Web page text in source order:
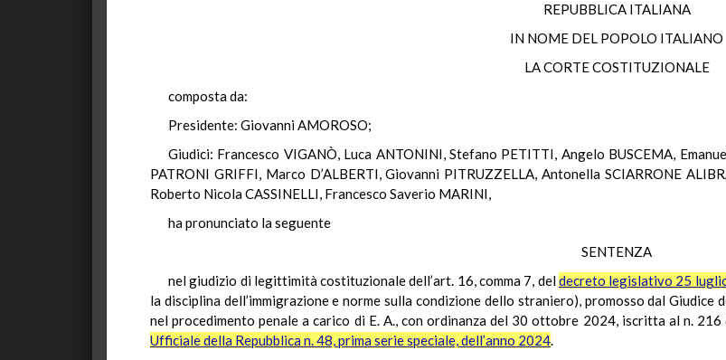
REPUBBLICA ITALIANA
IN NOME DEL POPOLO ITALIANO
LA CORTE COSTITUZIONALE
composta da:
Presidente: Giovanni AMOROSO;
Giudici: Francesco VIGANÒ, Luca ANTONINI, Stefano PETITTI, Angelo BUSCEMA,
PATRONI GRIFFI, Marco D’ALBERTI, Giovanni PITRUZZELLA, Antonella SCIARRONE
Roberto Nicola CASSINELLI, Francesco Saverio MARINI,
ha pronunciato la seguente
SENTENZA
nel giudizio di legittimità costituzionale dell’art. 16, comma 7, deldecreto legislativo 25
la disciplina dell’immigrazione e norme sulla condizione dello straniero), promosso dal Giudice
nel procedimento penale a carico di E. A., con ordinanza del 30 ottobre 2024, iscritta al n.
Ufficiale della Repubblica n. 48, prima serie speciale, dell’anno 2024.